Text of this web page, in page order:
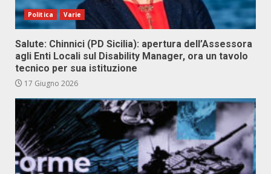
Politica Varie
Salute: Chinnici (PD Sicilia): apertura dell’Assessora
agli Enti Locali sul Disability Manager, ora un tavolo
tecnico per sua istituzione
17 Giugno 2026